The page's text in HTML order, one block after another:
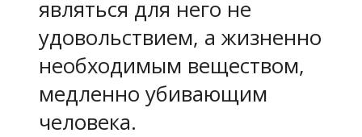
являться для него не
удовольствием, а жизненно
необходимым веществом,
медленно убивающим
человека.